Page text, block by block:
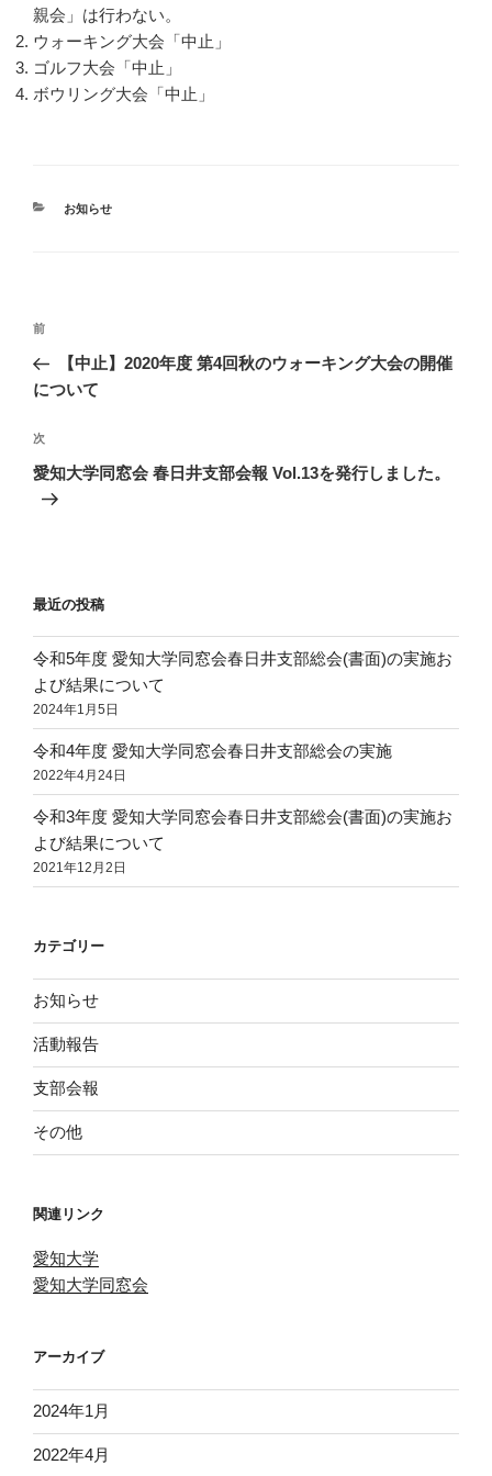
親会」は行わない。
ウォーキング大会「中止」
ゴルフ大会「中止」
ボウリング大会「中止」
カ
お知らせ
投
ナ
ゲ
ー
シ
前
の
投
前
【中止】2020年度 第4回秋のウォーキング大会の開催
について
次
の
次
愛知大学同窓会 春日井支部会報 Vol.13を発行しました。
最近の投稿
令和5年度 愛知大学同窓会春日井支部総会(書面)の実施お
よび結果について
2024年1月5日
令和4年度 愛知大学同窓会春日井支部総会の実施
2022年4月24日
令和3年度 愛知大学同窓会春日井支部総会(書面)の実施お
よび結果について
2021年12月2日
カテゴリー
お知らせ
活動報告
支部会報
その他
関連リンク
愛知大学
愛知大学同窓会
アーカイブ
2024年1月
2022年4月